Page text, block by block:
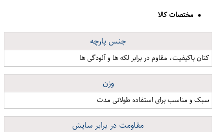
مختصات کالا
جنس پارچه
کتان باکیفیت، مقاوم در برابر لکه ها و آلودگی ها
وزن
سبک و مناسب برای استفاده طولانی مدت
مقاومت در برابر سایش